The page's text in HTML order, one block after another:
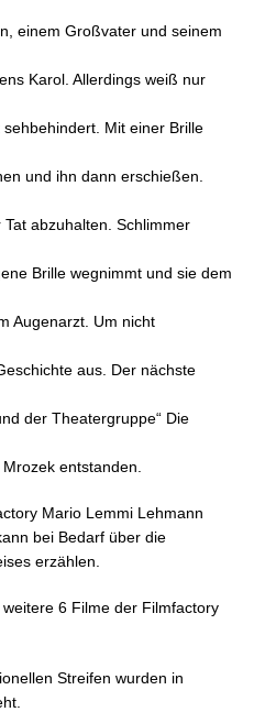
einem Großvater und seinem
Karol. Allerdings weiß nur
Mit einer Brille
und ihn dann erschießen.
abzuhalten. Schlimmer
Brille wegnimmt und sie dem
Augenarzt. Um nicht
aus. Der nächste
der Theatergruppe“ Die
entstanden.
Mario Lemmi Lehmann
bei Bedarf über die
erzählen.
6 Filme der Filmfactory
Streifen wurden in